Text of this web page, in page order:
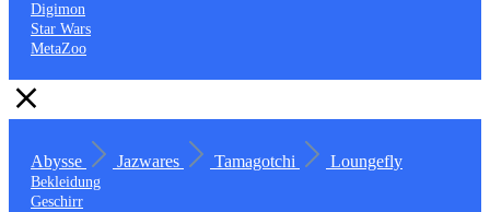
Digimon
Star Wars
MetaZoo
Abysse Jazwares Tamagotchi Loungefly
Bekleidung
Geschirr